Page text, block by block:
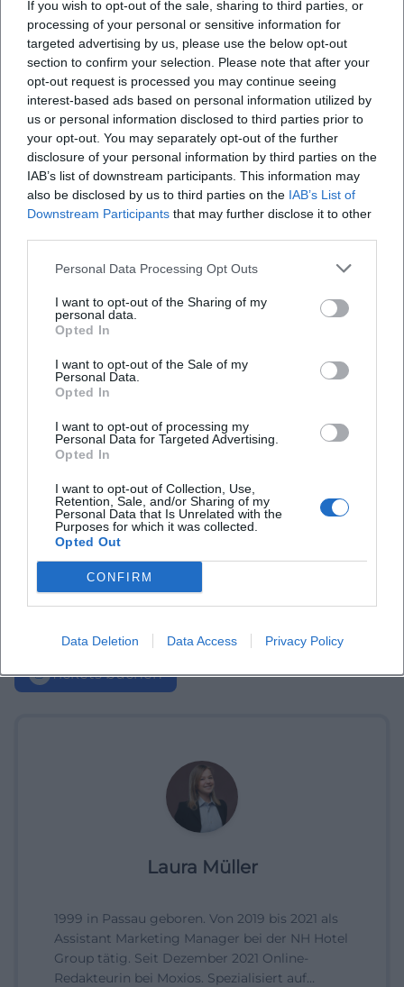
If you wish to opt-out of the sale, sharing to third parties, or
processing of your personal or sensitive information for
targeted advertising by us, please use the below opt-out
section to confirm your selection. Please note that after your
opt-out request is processed you may continue seeing
interest-based ads based on personal information utilized by
us or personal information disclosed to third parties prior to
your opt-out. You may separately opt-out of the further
disclosure of your personal information by third parties on the
IAB’s list of downstream participants. This information may
also be disclosed by us to third parties on the IAB’s List of
Downstream Participants that may further disclose it to other
Personal Data Processing Opt Outs
I want to opt-out of the Sharing of my
personal data.
Opted In
I want to opt-out of the Sale of my
Personal Data.
Opted In
I want to opt-out of processing my
Personal Data for Targeted Advertising.
Opted In
I want to opt-out of Collection, Use,
Retention, Sale, and/or Sharing of my
Personal Data that Is Unrelated with the
Purposes for which it was collected.
Opted Out
CONFIRM
Data Deletion Data Access Privacy Policy
Was erwartet mich bei dem Konzert?
Wie viel kosten die Tickets?
Ist der Veranstaltungsort barrierefrei zugänglich?
Ist das Konzert drinnen oder draußen?
Tickets buchen
Laura Müller
1999 in Passau geboren. Von 2019 bis 2021 als
Assistant Marketing Manager bei der NH Hotel
Group tätig. Seit Dezember 2021 Online-
Redakteurin bei Moxios. Spezialisiert auf